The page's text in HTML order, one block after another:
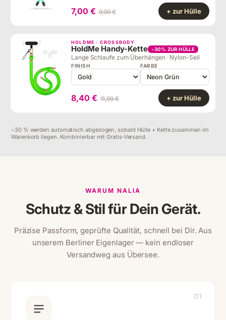
7,00 € 9,99 € + zur Hülle
HOLDME · CROSSBODY
HoldMe Handy-Kette −30% ZUR HÜLLE
Lange Schlaufe zum Überhängen · Nylon-Seil
FINISH FARBE
8,40 € 11,99 € + zur Hülle
−30 % werden automatisch abgezogen, sobald Hülle + Kette zusammen im
Warenkorb liegen. Kombinierbar mit Gratis-Versand.
WARUM NALIA
Schutz & Stil für Dein Gerät.
Präzise Passform, geprüfte Qualität, schnell bei Dir. Aus
unserem Berliner Eigenlager — kein endloser
Versandweg aus Übersee.
01